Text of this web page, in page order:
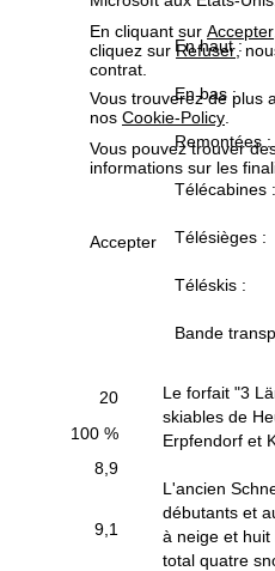
En cliquant sur Accepter
cliquez sur Refuser,
contrat.
Vous trouverez de plus
nos Cookie-Policy.
Vous pouvez trouver
informations sur les
Accepter
20
100 %
8,9
9,1
d
'
a
c
c
u
e
i
l
En haut :
En bas :
Remontées :
Télécabines :
Télésièges :
Téléskis :
Bande
Le forfait "3
skiables de
Erpfendorf et
L'ancien
débutants et
à neige et
total quatre